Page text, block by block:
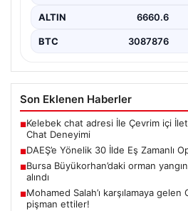
ALTIN 6660.6
BTC 3087876
Son Eklenen Haberler
■Kelebek chat adresi İle Çevrim içi
Chat Deneyimi
■DAEŞ’e Yönelik 30 İlde Eş Zamanlı
■Bursa Büyükorhan’daki orman
alındı
■Mohamed Salah’ı karşılamaya gelen
pişman ettiler!